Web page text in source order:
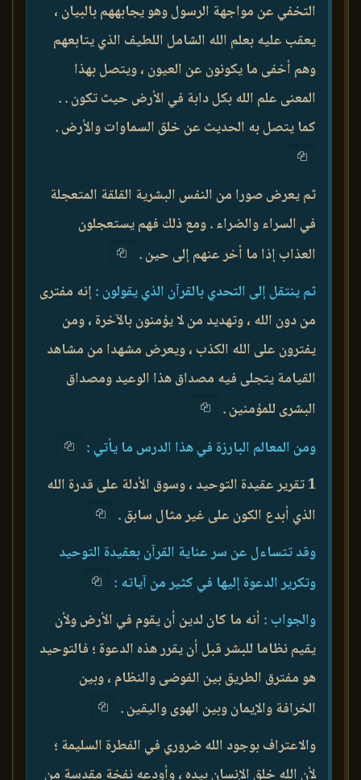
التخفي عن مواجهة الرسول وهو يجابههم بالبيان ،
يعقب عليه بعلم الله الشامل اللطيف الذي يتابعهم
وهم أخفى ما يكونون عن العيون ، ويتصل بهذا
المعنى علم الله بكل دابة في الأرض حيث تكون . .
كما يتصل به الحديث عن خلق السماوات والأرض .
ثم يعرض صورا من النفس البشرية القلقة المتعجلة
في السراء والضراء . ومع ذلك فهم يستعجلون
العذاب إذا ما أخر عنهم إلى حين .
ثم ينتقل إلى التحدي بالقرآن الذي يقولون :إنه مفترى
من دون الله ، وتهديد من لا يؤمنون بالآخرة ، ومن
يفترون على الله الكذب ، ويعرض مشهدا من مشاهد
القيامة يتجلى فيه مصداق هذا الوعيد ومصداق
البشرى للمؤمنين .
ومن المعالم البارزة في هذا الدرس ما يأتي :
1 تقرير عقيدة التوحيد ، وسوق الأدلة على قدرة الله
الذي أبدع الكون على غير مثال سابق .
وقد تتساءل عن سر عناية القرآن بعقيدة التوحيد
وتكرير الدعوة إليها في كثير من آياته :
والجواب : أنه ما كان لدين أن يقوم في الأرض ولأن
يقيم نظاما للبشر قبل أن يقرر هذه الدعوة ؛ فالتوحيد
هو مفترق الطريق بين الفوضى والنظام ، وبين
الخرافة والإيمان وبين الهوى واليقين .
والاعتراف بوجود الله ضروري في الفطرة السليمة ؛
لأن الله خلق الإنسان بيده ، وأودعه نفخة مقدسة من